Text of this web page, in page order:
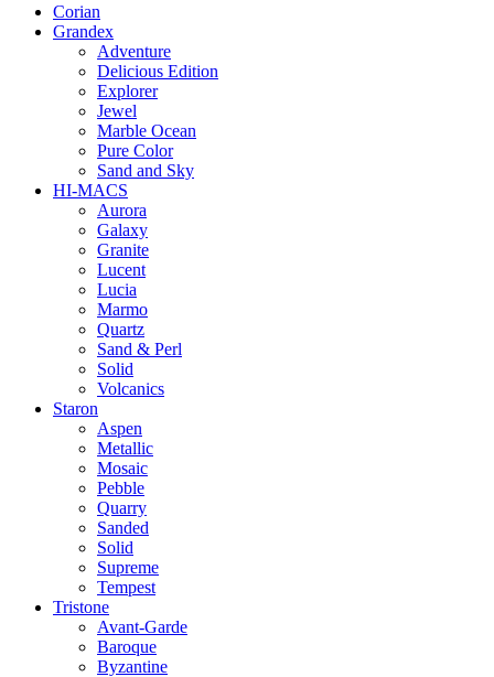
Corian
Grandex
Adventure
Delicious Edition
Explorer
Jewel
Marble Ocean
Pure Color
Sand and Sky
HI-MACS
Aurora
Galaxy
Granite
Lucent
Lucia
Marmo
Quartz
Sand & Perl
Solid
Volcanics
Staron
Aspen
Metallic
Mosaic
Pebble
Quarry
Sanded
Solid
Supreme
Tempest
Tristone
Avant-Garde
Baroque
Byzantine